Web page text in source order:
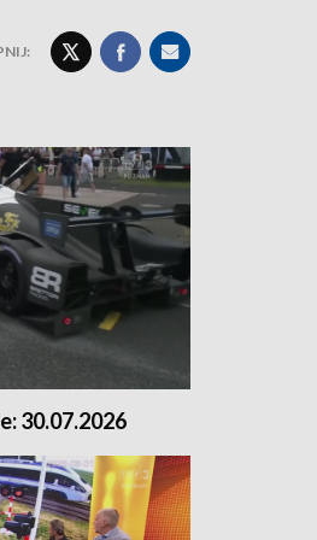
30.07.2026